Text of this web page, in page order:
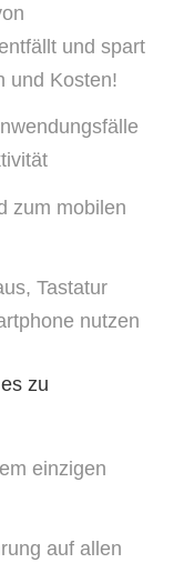
und spart
und Kosten!
zum mobilen
Tastatur
nutzen
zu
einzigen
auf allen